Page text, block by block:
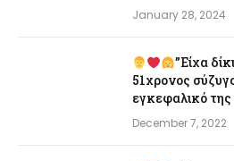
January 28, 2024
”Είχα
51χρονος
εγκεφαλικό
December 7, 2022